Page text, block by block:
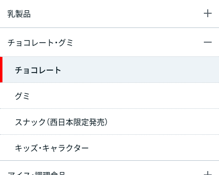
乳製品
チョコレート・グミ
チョコレート
グミ
スナック（西日本限定発売）
キッズ・キャラクター